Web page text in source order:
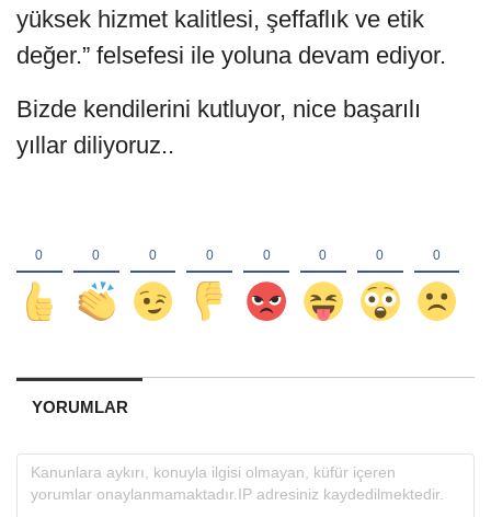
yüksek hizmet kalitlesi, şeffaflık ve etik
değer.” felsefesi ile yoluna devam ediyor.
Bizde kendilerini kutluyor, nice başarılı
yıllar diliyoruz..
YORUMLAR